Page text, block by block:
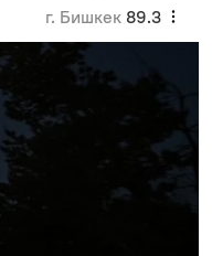
г. Бишкек 89.3